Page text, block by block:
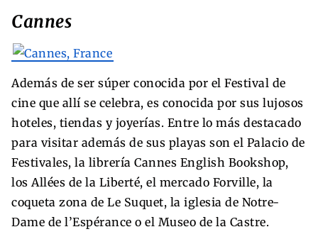
Cannes
Además de ser súper conocida por el Festival de
cine que allí se celebra, es conocida por sus lujosos
hoteles, tiendas y joyerías. Entre lo más destacado
para visitar además de sus playas son el Palacio de
Festivales, la librería Cannes English Bookshop,
los Allées de la Liberté, el mercado Forville, la
coqueta zona de Le Suquet, la iglesia de Notre-
Dame de l’Espérance o el Museo de la Castre.